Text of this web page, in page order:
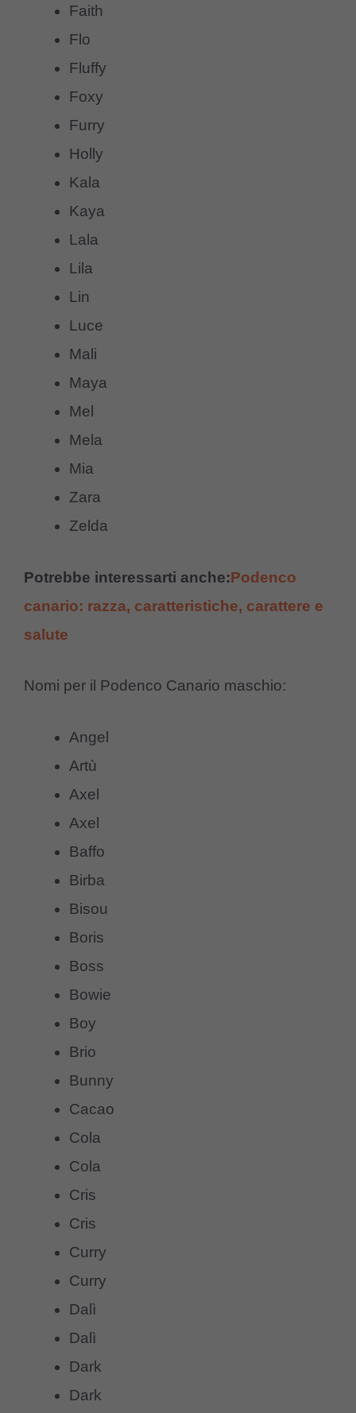
Faith
Flo
Fluffy
Foxy
Furry
Holly
Kala
Kaya
Lala
Lila
Lin
Luce
Mali
Maya
Mel
Mela
Mia
Zara
Zelda
Potrebbe interessarti anche:Podenco
canario: razza, caratteristiche, carattere e
salute
Nomi per il Podenco Canario maschio:
Angel
Artù
Axel
Axel
Baffo
Birba
Bisou
Boris
Boss
Bowie
Boy
Brio
Bunny
Cacao
Cola
Cola
Cris
Cris
Curry
Curry
Dalì
Dalì
Dark
Dark